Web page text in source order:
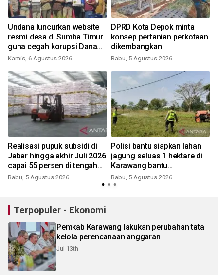
Undana luncurkan website
resmi desa di Sumba Timur
guna cegah korupsi Dana
Desa
Kamis, 6 Agustus 2026
DPRD Kota Depok minta
konsep pertanian perkotaan
dikembangkan
Rabu, 5 Agustus 2026
Realisasi pupuk subsidi di
Jabar hingga akhir Juli 2026
capai 55 persen di tengah
kemarau
Rabu, 5 Agustus 2026
Polisi bantu siapkan lahan
jagung seluas 1 hektare di
Karawang bantu
swasembada pangan
Rabu, 5 Agustus 2026
Terpopuler - Ekonomi
Pemkab Karawang lakukan perubahan tata
kelola perencanaan anggaran
Jul 13th